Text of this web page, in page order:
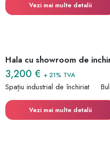
Vezi mai multe detalii
Hala cu showroom de
3,200 € + 21% TVA
Spațiu industrial de închiriat
Vezi mai multe detalii